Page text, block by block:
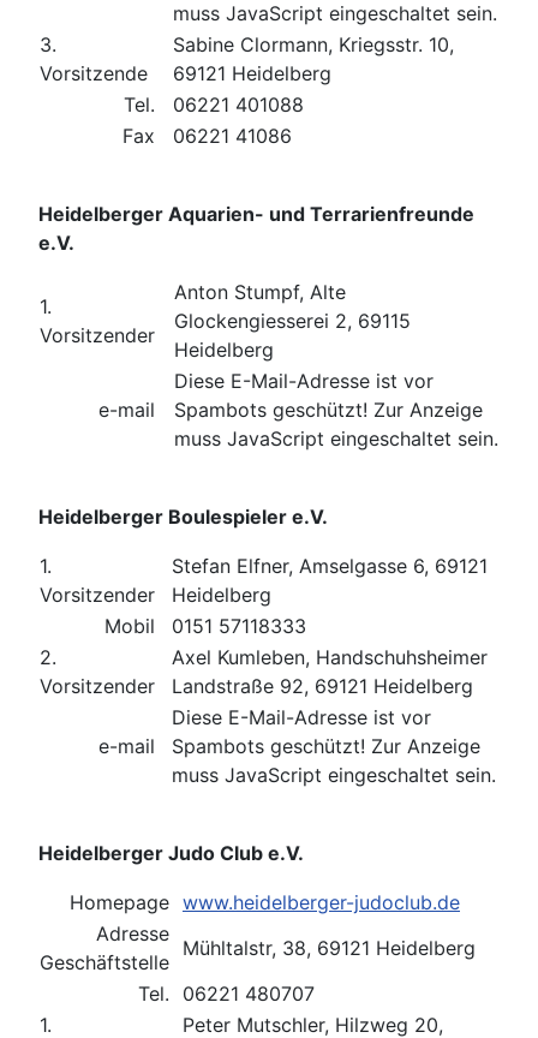
muss JavaScript eingeschaltet sein.
3.
Vorsitzende
Sabine Clormann, Kriegsstr. 10,
69121 Heidelberg
Tel.
06221 401088
Fax
06221 41086
Heidelberger Aquarien- und Terrarienfreunde
e.V.
1.
Vorsitzender
Anton Stumpf, Alte
Glockengiesserei 2, 69115
Heidelberg
e-mail
Diese E-Mail-Adresse ist vor
Spambots geschützt! Zur Anzeige
muss JavaScript eingeschaltet sein.
Heidelberger Boulespieler e.V.
1.
Vorsitzender
Stefan Elfner, Amselgasse 6, 69121
Heidelberg
Mobil
0151 57118333
2.
Vorsitzender
Axel Kumleben, Handschuhsheimer
Landstraße 92, 69121 Heidelberg
e-mail
Diese E-Mail-Adresse ist vor
Spambots geschützt! Zur Anzeige
muss JavaScript eingeschaltet sein.
Heidelberger Judo Club e.V.
Homepage www.heidelberger-judoclub.de
Adresse
Geschäftstelle
Mühltalstr, 38, 69121 Heidelberg
Tel.
06221 480707
1.
Peter Mutschler, Hilzweg 20,